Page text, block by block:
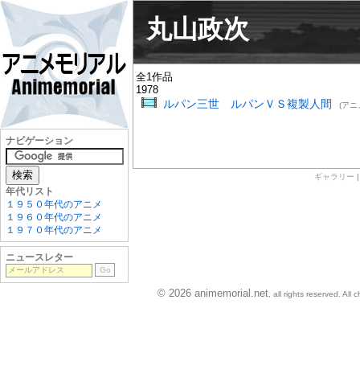
丸山政次
全1作品
1978
ルパン三世 ルパンＶＳ複製人間 (アニ
ギャラリー
ナビゲーション
年代リスト
１９５０年代のアニメ
１９６０年代のアニメ
１９７０年代のアニメ
ニュースレター
© 2026 animemorial.net , all rights reserved. All